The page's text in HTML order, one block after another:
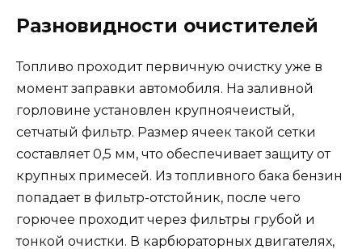
Разновидности очистителей
Топливо проходит первичную очистку уже в
момент заправки автомобиля. На заливной
горловине установлен крупноячеистый,
сетчатый фильтр. Размер ячеек такой сетки
составляет 0,5 мм, что обеспечивает защиту от
крупных примесей. Из топливного бака бензин
попадает в фильтр-отстойник, после чего
горючее проходит через фильтры грубой и
тонкой очистки. В карбюраторных двигателях,